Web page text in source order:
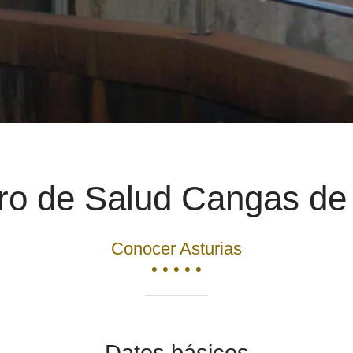
de Salud Cangas
Conocer Asturias
• • • • •